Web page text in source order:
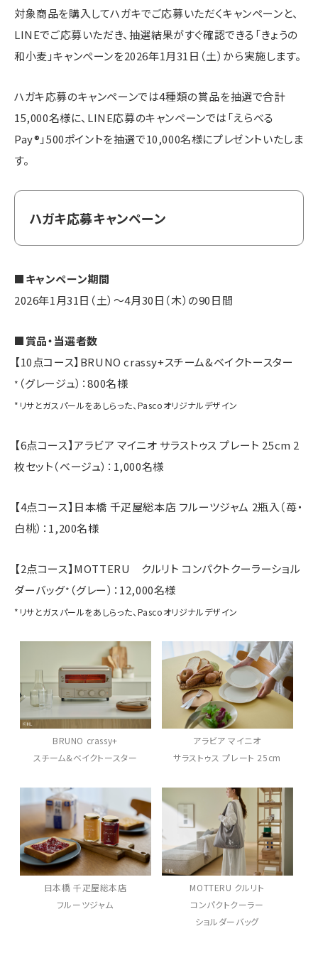
対象商品を購入してハガキでご応募いただくキャンペーンと、
LINEでご応募いただき、抽選結果がすぐ確認できる「きょうの
和小麦」キャンぺーンを2026年1月31日（土）から実施します。
ハガキ応募のキャンペーンでは4種類の賞品を抽選で合計
15,000名様に、LINE応募のキャンペーンでは「えらべる
Pay®」500ポイントを抽選で10,000名様にプレゼントいたしま
す。
ハガキ応募キャンペーン
■キャンペーン期間
2026年1月31日（土）～4月30日（木）の90日間
■賞品・当選者数
【10点コース】BRUNO crassy+スチーム&ベイクトースター
* （グレージュ）：800名様
*リサとガスパールをあしらった、Pascoオリジナルデザイン
【6点コース】アラビア マイニオ サラストゥス プレート 25cm 2
枚セット（ベージュ）：1,000名様
【4点コース】日本橋 千疋屋総本店 フルーツジャム 2瓶入（苺・
白桃）：1,200名様
【2点コース】MOTTERU クルリト コンパクトクーラーショル
ダーバッグ* （グレー）：12,000名様
*リサとガスパールをあしらった、Pascoオリジナルデザイン
BRUNO crassy+
スチーム&ベイクトースター
アラビア マイニオ
サラストゥス プレート 25cm
日本橋 千疋屋総本店
フルーツジャム
MOTTERU クルリト
コンパクトクーラー
ショルダーバッグ